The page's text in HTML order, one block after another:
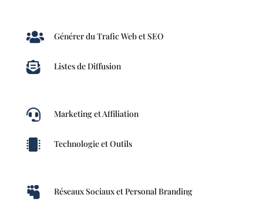
 Générer du Trafic Web et SEO
 Listes de Diffusion
 Marketing et Affiliation
 Technologie et Outils
 Réseaux Sociaux et Personal Branding